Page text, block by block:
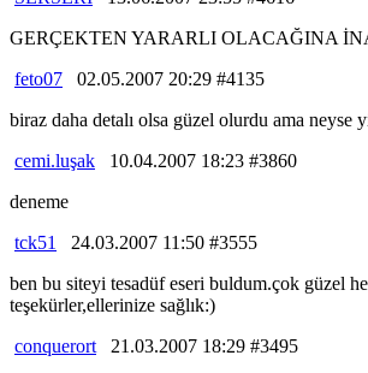
GERÇEKTEN YARARLI OLACAĞINA
feto07 02.05.2007 20:29 #4135
biraz daha detalı olsa güzel olurdu ama neyse
cemi.luşak 10.04.2007 18:23 #3860
deneme
tck51
24.03.2007 11:50 #3555
ben bu siteyi tesadüf eseri buldum.çok güzel
teşekürler,ellerinize sağlık:)
conquerort 21.03.2007 18:29 #3495